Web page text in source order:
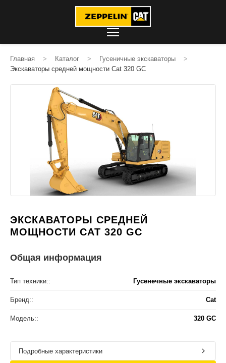
Главная > Каталог > Гусеничные экскаваторы
>
Экскаваторы средней мощности Cat 320 GC
ЭКСКАВАТОРЫ СРЕДНЕЙ
МОЩНОСТИ CAT 320 GC
Общая информация
Тип техники:: Гусенечные экскаваторы
Бренд:: Cat
Модель:: 320 GC
Подробные характеристики